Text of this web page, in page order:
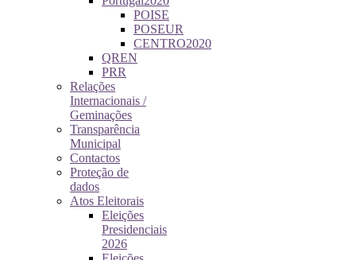
POISE
POSEUR
CENTRO2020
QREN
PRR
Relações
Internacionais /
Geminações
Transparência
Municipal
Contactos
Proteção de
dados
Atos Eleitorais
Eleições
Presidenciais
2026